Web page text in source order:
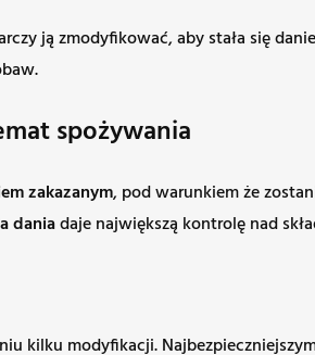
ją zmodyfikować, aby stała się
spożywania
zakazanym, pod warunkiem że
daniadaje największą kontrolę nad
kilku modyfikacji.